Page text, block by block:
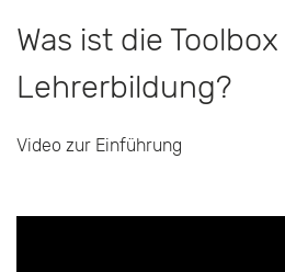
Was ist die Toolbox
Lehrerbildung?
Video zur Einführung